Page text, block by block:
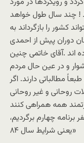
! چند سال طول خواهد
کشور را بازگرداند به
دوران پيش از احمدی
اند .آقای خاتمی چنين
و در عين حال مردم
مطالباتی دارند. اگر
روحانی و غير روحانی
همه همراهی کنند
چهارم برگرديم،
يعنی شرايط سال ۸۴»